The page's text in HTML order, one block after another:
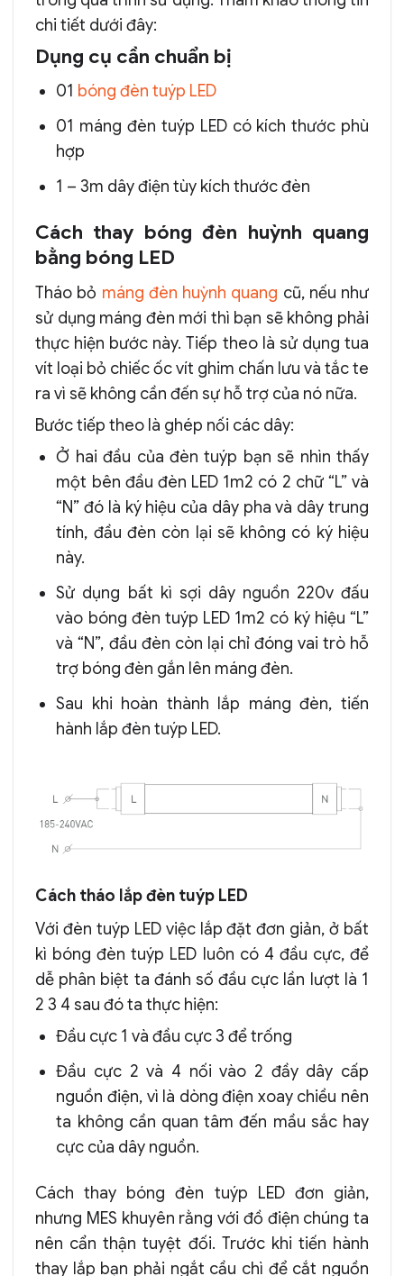
chi tiết dưới đây:
Dụng cụ cần chuẩn bị
01 bóng đèn tuýp LED
01 máng đèn tuýp LED có kích thước phù
hợp
1 – 3m dây điện tùy kích thước đèn
Cách thay bóng đèn huỳnh quang
bằng bóng LED
Tháo bỏ máng đèn huỳnh quang cũ, nếu như
sử dụng máng đèn mới thì bạn sẽ không phải
thực hiện bước này. Tiếp theo là sử dụng tua
vít loại bỏ chiếc ốc vít ghim chấn lưu và tắc te
ra vì sẽ không cần đến sự hỗ trợ của nó nữa.
Bước tiếp theo là ghép nối các dây:
Ở hai đầu của đèn tuýp bạn sẽ nhìn thấy
một bên đầu đèn LED 1m2 có 2 chữ “L” và
“N” đó là ký hiệu của dây pha và dây trung
tính, đầu đèn còn lại sẽ không có ký hiệu
này.
Sử dụng bất kì sợi dây nguồn 220v đấu
vào bóng đèn tuýp LED 1m2 có ký hiệu “L”
và “N”, đầu đèn còn lại chỉ đóng vai trò hỗ
trợ bóng đèn gắn lên máng đèn.
Sau khi hoàn thành lắp máng đèn, tiến
hành lắp đèn tuýp LED.
Cách tháo lắp đèn tuýp LED
Với đèn tuýp LED việc lắp đặt đơn giản, ở bất
kì bóng đèn tuýp LED luôn có 4 đầu cực, để
dễ phân biệt ta đánh số đầu cực lần lượt là 1
2 3 4 sau đó ta thực hiện:
Đầu cực 1 và đầu cực 3 để trống
Đầu cực 2 và 4 nối vào 2 đầy dây cấp
nguồn điện, vì là dòng điện xoay chiều nên
ta không cần quan tâm đến mầu sắc hay
cực của dây nguồn.
Cách thay bóng đèn tuýp LED đơn giản,
nhưng MES khuyên rằng với đồ điện chúng ta
nên cẩn thận tuyệt đối. Trước khi tiến hành
thay lắp bạn phải ngắt cầu chì để cắt nguồn